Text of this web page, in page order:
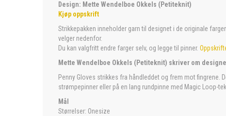
Design: Mette Wendelboe Okkels (Petiteknit)
Kjøp oppskrift
Strikkepakken inneholder garn til designet i de originale
velger nedenfor.
Du kan valgfritt endre farger selv, og legge til pinner.
Mette Wendelboe Okkels (Petiteknit) skriver om
Penny Gloves strikkes fra håndleddet og frem mot fingrene.
strømpepinner eller på en lang rundpinne med Magic Loop-
Mål
Størrelser: Onesize